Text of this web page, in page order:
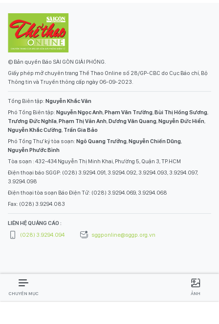
© Bản quyền Báo SÀI GÒN GIẢI PHÓNG.
Giấy phép mở chuyên trang Thể Thao Online số 28/GP-CBC do Cục Báo chí, Bộ
Thông tin và Truyền thông cấp ngày 06-09-2023.
Tổng Biên tập: Nguyễn Khắc Văn
Phó Tổng Biên tập: Nguyễn Ngọc Anh Phạm Văn Trường Bùi Thị Hồng Sương
Trương Đức Nghĩa Phạm Thị Vân Anh Dương Văn Quang Nguyễn Đức Hiển
Nguyễn Khắc Cường Trần Gia Bảo
Phó Tổng Thư ký tòa soạn: Ngô Quang Trưởng Nguyễn Chiến Dũng
Nguyễn Phước Bình
Tòa soạn : 432-434 Nguyễn Thị Minh Khai, Phường 5, Quận 3, TP.HCM
Điện thoại báo SGGP: (028) 3.9294.091, 3.9294.092, 3.9294.093, 3.9294.097,
3.9294.098
Điện thoại tòa soạn Báo Điện Tử: (028) 3.9294.069, 3.9294.068
Fax: (028) 3.9294.083
LIÊN HỆ QUẢNG CÁO :
(028) 3.9294.094
sggponline@sggp.org.vn
CHUYÊN MỤC ẢNH